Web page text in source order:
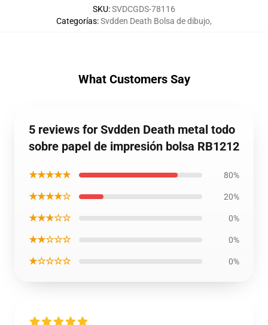
SKU:SVDCGDS-78116
Categorías:Svdden Death Bolsa de dibujo,
What Customers Say
5 reviews for Svdden Death metal todo
sobre papel de impresión bolsa RB1212
★★★★★ 80%
★★★★☆ 20%
★★★☆☆ 0%
★★☆☆☆ 0%
★☆☆☆☆ 0%